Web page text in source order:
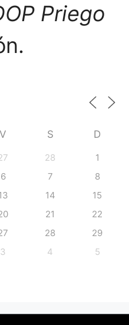
Priego
V S D
28
1
6 7
8
14
15
21
22
28
29
3 4 5